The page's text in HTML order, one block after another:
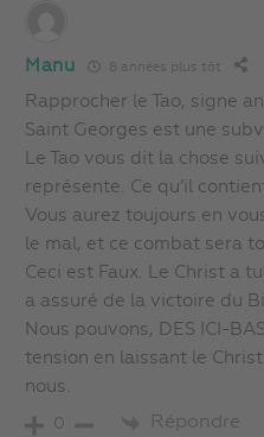
Manu 8 années plus tôt
Rapprocher le Tao, signe
Saint Georges est une
Le Tao vous dit la chose
représente. Ce qu’il
Vous aurez toujours en
le mal, et ce combat sera
Ceci est Faux. Le Christ a
a assuré de la victoire du
Nous pouvons, DES ICI-
tension en laissant le
nous.
0 Répondre